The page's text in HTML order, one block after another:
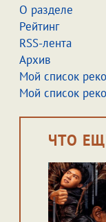
О разделе
Рейтинг
RSS-лента
Архив
Мой список
Мой список
ЧТО